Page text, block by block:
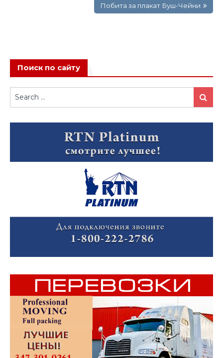
Побита за плакат Буш-Чейни
Поиск по сайту
Search
for:
Search